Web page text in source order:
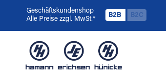
Geschäftskundenshop
Alle Preise zzgl. MwSt.*
B2B B2C